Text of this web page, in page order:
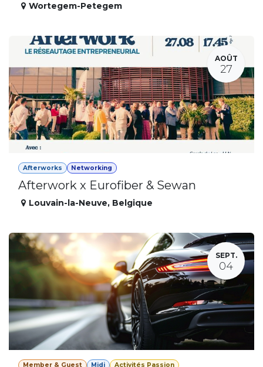
Wortegem-Petegem
AOÛT
27
Afterworks Networking
Afterwork x Eurofiber & Sewan
Louvain-la-Neuve, Belgique
SEPT.
04
Member & Guest Midi Activités Passion